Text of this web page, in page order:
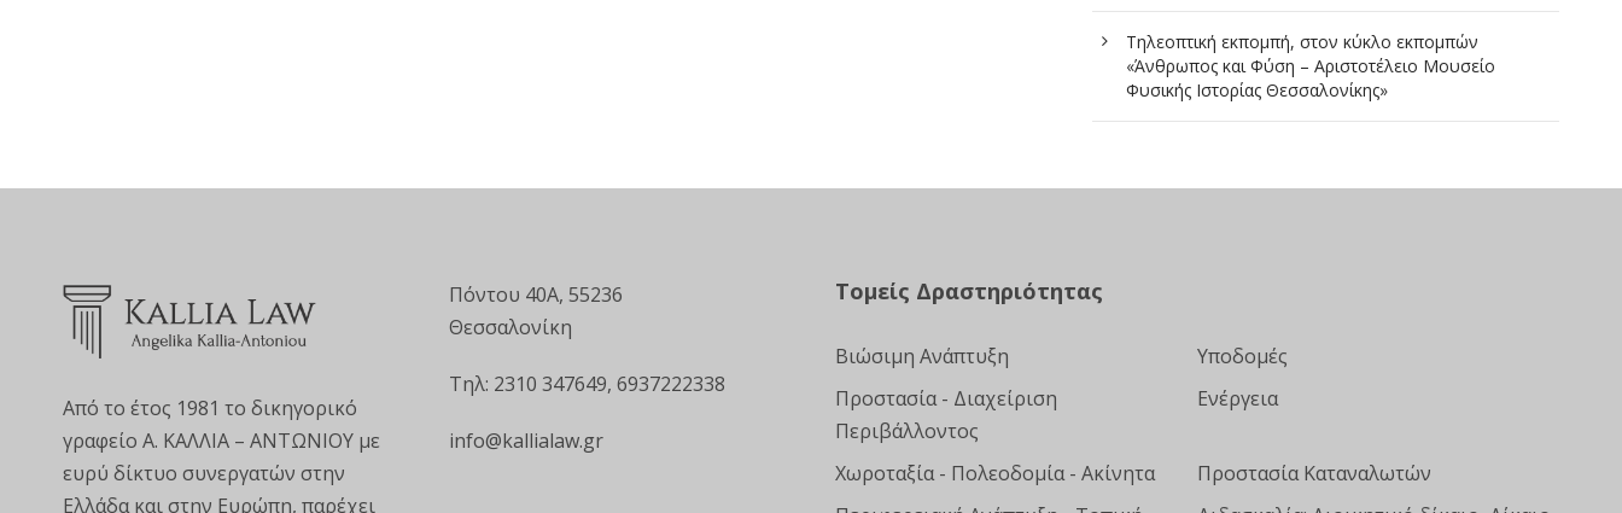
Τηλεοπτική εκπομπή, στον κύκλο εκπομπών
«Άνθρωπος και Φύση – Αριστοτέλειο Μουσείο
Φυσικής Ιστορίας Θεσσαλονίκης»
Από το έτος 1981 το δικηγορικό
γραφείο Α. ΚΑΛΛΙΑ – ΑΝΤΩΝΙΟΥ με
ευρύ δίκτυο συνεργατών στην
Ελλάδα και στην Ευρώπη, παρέχει
Πόντου 40Α, 55236
Θεσσαλονίκη
Τηλ: 2310 347649, 6937222338
info@kallialaw.gr
Τομείς Δραστηριότητας
Βιώσιμη Ανάπτυξη
Υποδομές
Προστασία - Διαχείριση
Περιβάλλοντος
Ενέργεια
Χωροταξία - Πολεοδομία - Ακίνητα
Προστασία Καταναλωτών